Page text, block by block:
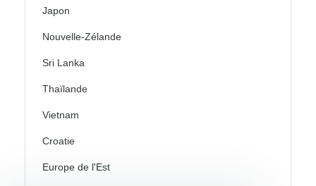
Japon
Nouvelle-Zélande
Sri Lanka
Thaïlande
Vietnam
Croatie
Europe de l'Est